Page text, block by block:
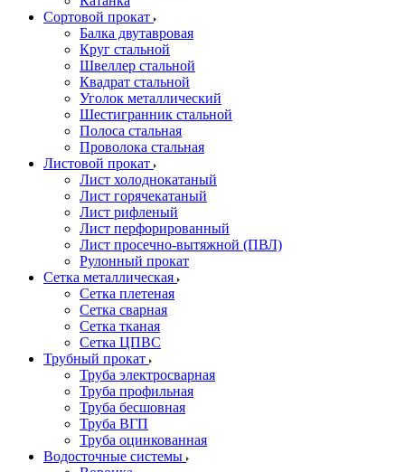
Сортовой прокат
Балка двутавровая
Круг стальной
Швеллер стальной
Квадрат стальной
Уголок металлический
Шестигранник стальной
Полоса стальная
Проволока стальная
Листовой прокат
Лист холоднокатаный
Лист горячекатаный
Лист рифленый
Лист перфорированный
Лист просечно-вытяжной (ПВЛ)
Рулонный прокат
Сетка металлическая
Сетка плетеная
Сетка сварная
Сетка тканая
Сетка ЦПВС
Трубный прокат
Труба электросварная
Труба профильная
Труба бесшовная
Труба ВГП
Труба оцинкованная
Водосточные системы